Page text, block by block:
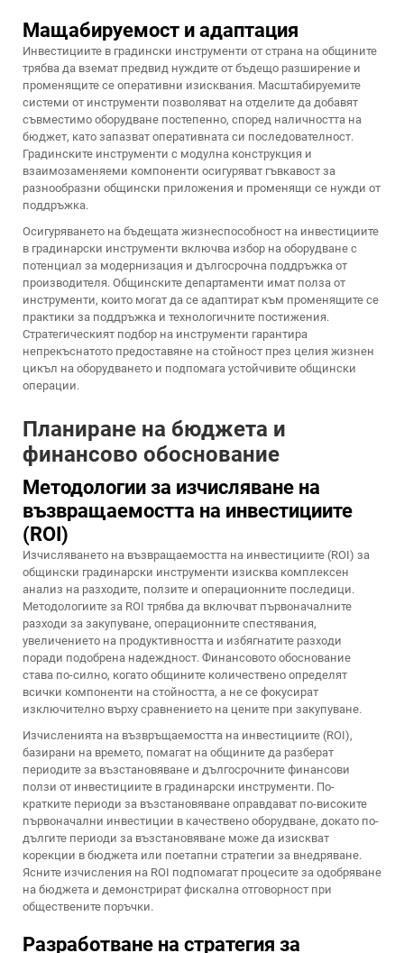
Мащабируемост и адаптация
Инвестициите в градински инструменти от страна на общините
трябва да вземат предвид нуждите от бъдещо разширение и
променящите се оперативни изисквания. Масштабируемите
системи от инструменти позволяват на отделите да добавят
съвместимо оборудване постепенно, според наличността на
бюджет, като запазват оперативната си последователност.
Градинските инструменти с модулна конструкция и
взаимозаменяеми компоненти осигуряват гъвкавост за
разнообразни общински приложения и променящи се нужди от
поддръжка.
Осигуряването на бъдещата жизнеспособност на инвестициите
в градинарски инструменти включва избор на оборудване с
потенциал за модернизация и дългосрочна поддръжка от
производителя. Общинските департаменти имат полза от
инструменти, които могат да се адаптират към променящите се
практики за поддръжка и технологичните постижения.
Стратегическият подбор на инструменти гарантира
непрекъснатото предоставяне на стойност през целия жизнен
цикъл на оборудването и подпомага устойчивите общински
операции.
Планиране на бюджета и
финансово обоснование
Методологии за изчисляване на
възвращаемостта на инвестициите
(ROI)
Изчисляването на възвращаемостта на инвестициите (ROI) за
общински градинарски инструменти изисква комплексен
анализ на разходите, ползите и операционните последици.
Методологиите за ROI трябва да включват първоначалните
разходи за закупуване, операционните спестявания,
увеличението на продуктивността и избягнатите разходи
поради подобрена надеждност. Финансовото обоснование
става по-силно, когато общините количествено определят
всички компоненти на стойността, а не се фокусират
изключително върху сравнението на цените при закупуване.
Изчисленията на възвръщаемостта на инвестициите (ROI),
базирани на времето, помагат на общините да разберат
периодите за възстановяване и дългосрочните финансови
ползи от инвестициите в градинарски инструменти. По-
кратките периоди за възстановяване оправдават по-високите
първоначални инвестиции в качествено оборудване, докато по-
дългите периоди за възстановяване може да изискват
корекции в бюджета или поетапни стратегии за внедряване.
Ясните изчисления на ROI подпомагат процесите за одобряване
на бюджета и демонстрират фискална отговорност при
обществените поръчки.
Разработване на стратегия за